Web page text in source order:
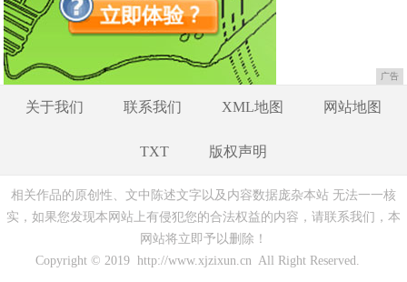
广告
关于我们 联系我们 XML地图 网站地图
TXT 版权声明
相关作品的原创性、文中陈述文字以及内容数据庞杂本站 无法一一核
实，如果您发现本网站上有侵犯您的合法权益的内容，请联系我们，本
网站将立即予以删除！
Copyright © 2019 http://www.xjzixun.cn All Right Reserved.